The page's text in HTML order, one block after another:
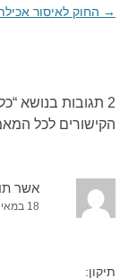
ניווט
→ החוק לאיסור
2 תגובות בנושא “
הקישורים לכל
אשר
18 במאי 2012 בשעה 20:46
תיקון: